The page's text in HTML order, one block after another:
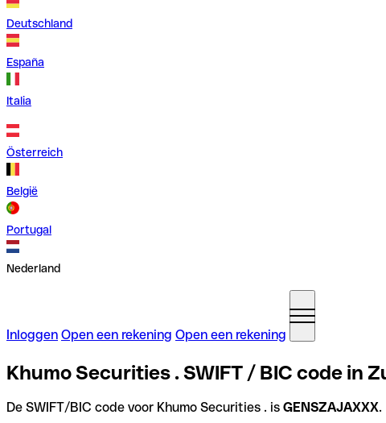
Deutschland
España
Italia
Österreich
België
Portugal
Nederland
Inloggen Open een rekening Open een rekening
Khumo Securities . SWIFT / BIC code in
De SWIFT/BIC code voor Khumo Securities . is GENSZAJAXXX.